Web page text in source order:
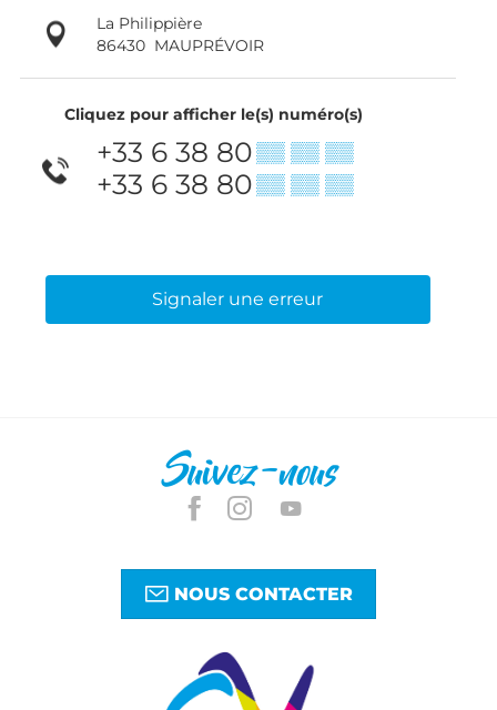
La Philippière
86430 MAUPRÉVOIR
Cliquez pour afficher le(s) numéro(s)
+33 6 38 80▒▒ ▒▒ ▒▒
+33 6 38 80▒▒ ▒▒ ▒▒
Signaler une erreur
Suivez-nous
NOUS CONTACTER